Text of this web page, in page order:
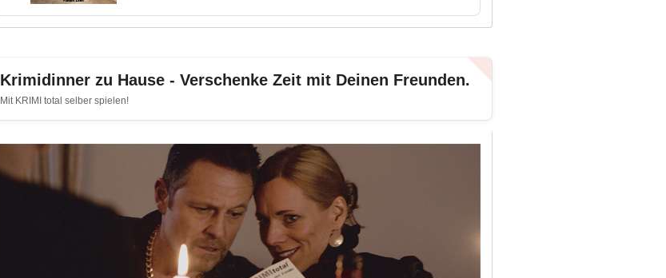
Krimidinner zu Hause - Verschenke Zeit mit Deinen Freunden.
Mit KRIMI total selber spielen!